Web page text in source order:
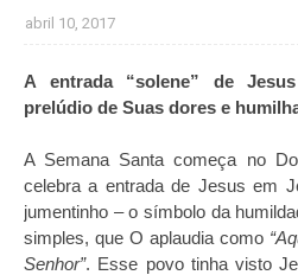
abril 10, 2017
A entrada “solene” de
prelúdio de Suas dores e
A Semana Santa começa no
celebra a entrada de Jesus em
jumentinho – o símbolo da
simples, que O aplaudia como
Senhor”. Esse povo tinha visto